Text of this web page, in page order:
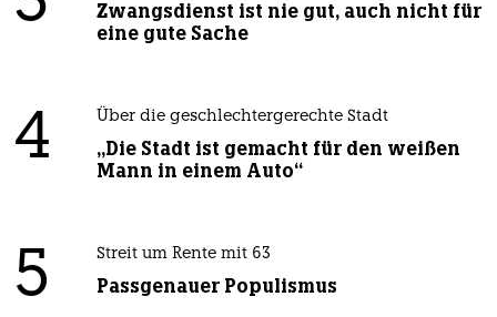
Zwangsdienst ist nie gut, auch nicht für
eine gute Sache
4 Über die geschlechtergerechte Stadt
„Die Stadt ist gemacht für den weißen
Mann in einem Auto“
5 Streit um Rente mit 63
Passgenauer Populismus